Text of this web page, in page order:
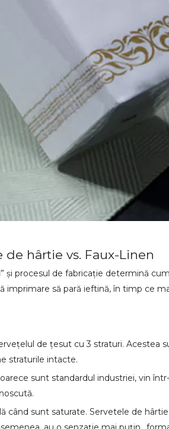
de hârtie vs. Faux-Linen
și procesul de fabricație determină
imprimare să pară ieftină, în timp ce
de țesut cu 3 straturi.
straturile intacte.
sunt standardul industriei, vin
când sunt saturate. Servetele de